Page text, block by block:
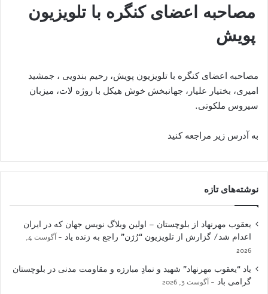
مصاحبه اعضای کنگره با تلویزیون
پویش
مصاحبه اعضای کنگره با تلویزیون پویش، رحیم بندویی ، جمشید
امیری، بختیار علیار، جهانبخش خوش هیکل با روژه لات، میزبان
سیروس ملکوتی.
به آدرس زیر مراجعه کنید
نوشته‌های تازه
یعقوب مهرنهاد از بلوچستان – اولین وبلاگ نویس جهان که در ایران
اعدام شد/ گزارش از تلویزیون “رُژن” راجع به زنده یاد
آگوست 4,
2026
یاد “یعقوب مهرنهاد” شهید و نمادِ مبارزه و مقاومت مدنی در بلوچستان
گرامی باد
آگوست 3, 2026